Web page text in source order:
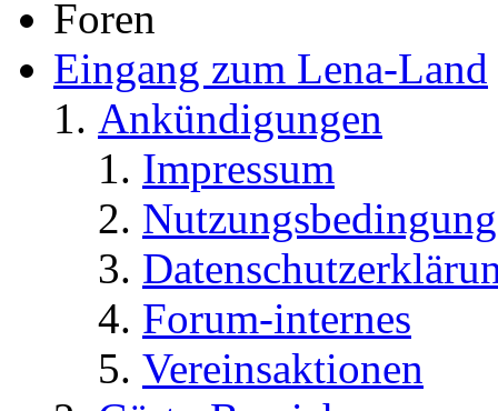
Foren
Eingang zum Lena-Land
Ankündigungen
Impressum
Forum-internes
Vereinsaktionen